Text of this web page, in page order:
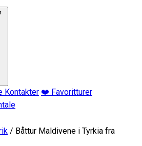
Kontakter ❤️ Favoritturer
/ Båttur Maldivene i Tyrkia fra